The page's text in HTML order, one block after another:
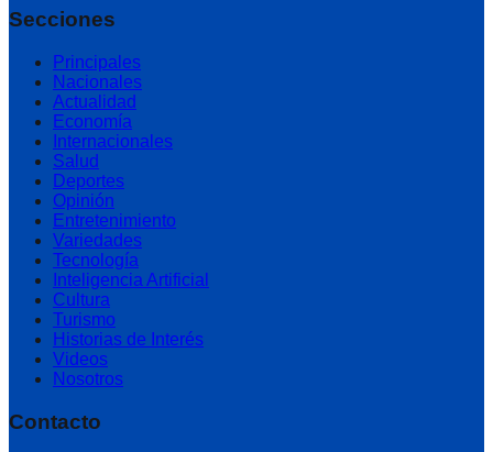
Secciones
Principales
Nacionales
Actualidad
Economía
Internacionales
Salud
Deportes
Opinión
Entretenimiento
Variedades
Tecnología
Inteligencia Artificial
Cultura
Turismo
Historias de Interés
Videos
Nosotros
Contacto